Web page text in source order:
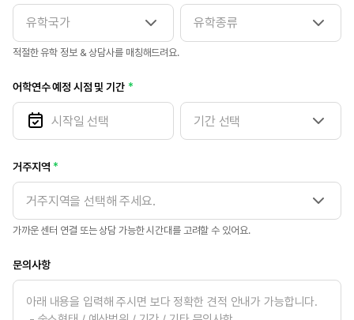
적절한 유학 정보 & 상담사를 매칭해드려요.
어학연수 예정 시점 및 기간
기간 선택
거주지역
거주지역을 선택해 주세요.
가까운 센터 연결 또는 상담 가능한 시간대를 고려할 수 있어요.
문의사항